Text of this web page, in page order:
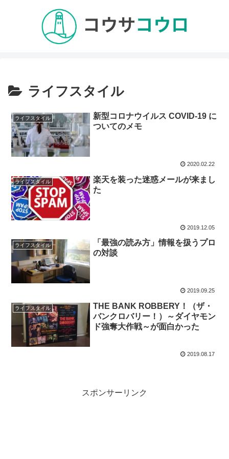
ライフスタイル
ライフスタイル
新型コロナウイルス COVID-19 に
ついてのメモ
2020.02.22
ライフスタイル
楽天を装った迷惑メールが来まし
た
2019.12.05
ライフスタイル
「最強の読み方」情報を扱うプロ
の対談
2019.09.25
ライフスタイル
THE BANK ROBBERY！（ザ・
バンクロバリー！）～ダイヤモン
ド強奪大作戦～が面白かった
2019.08.17
スポンサーリンク